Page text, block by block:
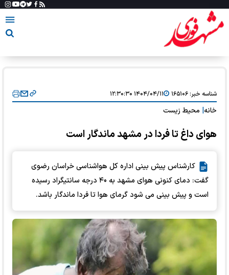
شناسه خبر:۱۶۵۱۰۶ ۱۴۰۴/۰۴/۱۱ ۱۲:۳۰:۳۰
خانه محیط زیست
هوای داغ تا فردا در مشهد ماندگار است
کارشناس پیش بینی اداره کل هواشناسی خراسان رضوی
گفت: دمای کنونی هوای مشهد به ۴۰ درجه سانتیگراد رسیده
است و پیش بینی می شود گرمای هوا تا فردا ماندگار باشد.